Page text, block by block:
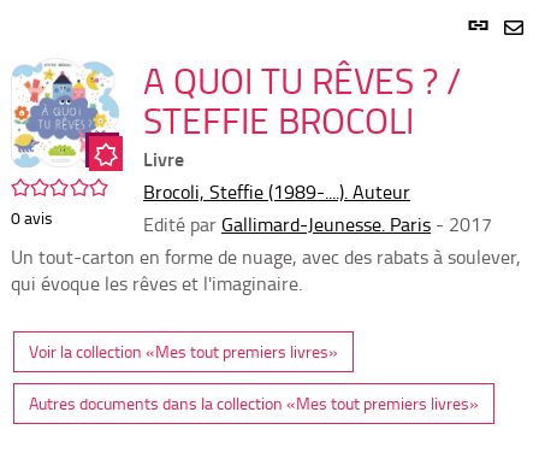
Lien
/5
0avis
A QUOI TU RÊVES ? /
STEFFIE BROCOLI
Livre
Brocoli, Steffie (1989-....). Auteur
Edité par Gallimard-Jeunesse. Paris - 2017
Un tout-carton en forme de nuage, avec des rabats à soulever,
qui évoque les rêves et l'imaginaire.
Voir la collection «Mes tout premiers livres»
Autres documents dans la collection «Mes tout premiers livres»